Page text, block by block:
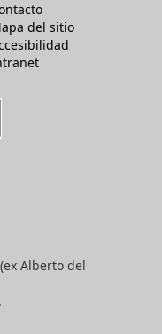
del sitio
Alberto del